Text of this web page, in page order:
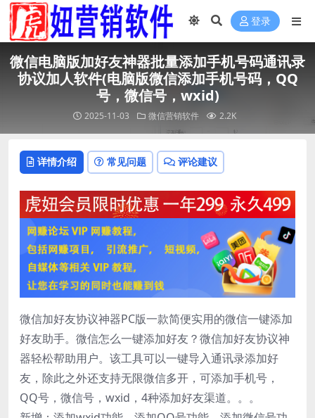
登录
微信电脑版加好友神器批量添加手机号码通讯录
协议加人软件(电脑版微信添加手机号码，QQ
号，微信号，wxid)
2025-11-03 微信营销软件 2.2K
详情介绍 常见问题 评论建议
微信加好友协议神器PC版一款简便实用的微信一键添加
好友助手。微信怎么一键添加好友？微信加好友协议神
器轻松帮助用户。该工具可以一键导入通讯录添加好
友，除此之外还支持无限微信多开，可添加手机号，
QQ号，微信号，wxid，4种添加好友渠道。。。